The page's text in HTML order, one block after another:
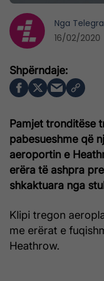
Pamjet tronditëse
pabesueshme që
aeroportin e
erëra të ashpra
shkaktuara nga
Klipi tregon
me erërat e
Heathrow.
Nga
16/02/2020